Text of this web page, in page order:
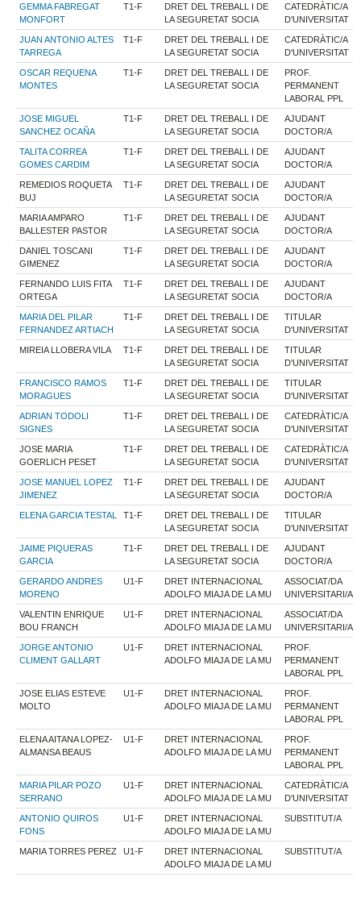
GEMMA FABREGAT
MONFORT
T1-F
DRET DEL TREBALL I DE
LA SEGURETAT SOCIA
CATEDRÀTIC/A
D'UNIVERSITAT
JUAN ANTONIO ALTES
TARREGA
T1-F
DRET DEL TREBALL I DE
LA SEGURETAT SOCIA
CATEDRÀTIC/A
D'UNIVERSITAT
OSCAR REQUENA
MONTES
T1-F
DRET DEL TREBALL I DE
LA SEGURETAT SOCIA
PROF.
PERMANENT
LABORAL PPL
JOSE MIGUEL
SANCHEZ OCAÑA
T1-F
DRET DEL TREBALL I DE
LA SEGURETAT SOCIA
AJUDANT
DOCTOR/A
TALITA CORREA
GOMES CARDIM
T1-F
DRET DEL TREBALL I DE
LA SEGURETAT SOCIA
AJUDANT
DOCTOR/A
REMEDIOS ROQUETA
BUJ
T1-F
DRET DEL TREBALL I DE
LA SEGURETAT SOCIA
AJUDANT
DOCTOR/A
MARIA AMPARO
BALLESTER PASTOR
T1-F
DRET DEL TREBALL I DE
LA SEGURETAT SOCIA
AJUDANT
DOCTOR/A
DANIEL TOSCANI
GIMENEZ
T1-F
DRET DEL TREBALL I DE
LA SEGURETAT SOCIA
AJUDANT
DOCTOR/A
FERNANDO LUIS FITA
ORTEGA
T1-F
DRET DEL TREBALL I DE
LA SEGURETAT SOCIA
AJUDANT
DOCTOR/A
MARIA DEL PILAR
FERNANDEZ ARTIACH
T1-F
DRET DEL TREBALL I DE
LA SEGURETAT SOCIA
TITULAR
D'UNIVERSITAT
MIREIA LLOBERA VILA T1-F
DRET DEL TREBALL I DE
LA SEGURETAT SOCIA
TITULAR
D'UNIVERSITAT
FRANCISCO RAMOS
MORAGUES
T1-F
DRET DEL TREBALL I DE
LA SEGURETAT SOCIA
TITULAR
D'UNIVERSITAT
ADRIAN TODOLI
SIGNES
T1-F
DRET DEL TREBALL I DE
LA SEGURETAT SOCIA
CATEDRÀTIC/A
D'UNIVERSITAT
JOSE MARIA
GOERLICH PESET
T1-F
DRET DEL TREBALL I DE
LA SEGURETAT SOCIA
CATEDRÀTIC/A
D'UNIVERSITAT
JOSE MANUEL LOPEZ
JIMENEZ
T1-F
DRET DEL TREBALL I DE
LA SEGURETAT SOCIA
AJUDANT
DOCTOR/A
ELENA GARCIA TESTAL T1-F
DRET DEL TREBALL I DE
LA SEGURETAT SOCIA
TITULAR
D'UNIVERSITAT
JAIME PIQUERAS
GARCIA
T1-F
DRET DEL TREBALL I DE
LA SEGURETAT SOCIA
AJUDANT
DOCTOR/A
GERARDO ANDRES
MORENO
U1-F
DRET INTERNACIONAL
ADOLFO MIAJA DE LA MU
ASSOCIAT/DA
UNIVERSITARI/A
VALENTIN ENRIQUE
BOU FRANCH
U1-F
DRET INTERNACIONAL
ADOLFO MIAJA DE LA MU
ASSOCIAT/DA
UNIVERSITARI/A
JORGE ANTONIO
CLIMENT GALLART
U1-F
DRET INTERNACIONAL
ADOLFO MIAJA DE LA MU
PROF.
PERMANENT
LABORAL PPL
JOSE ELIAS ESTEVE
MOLTO
U1-F
DRET INTERNACIONAL
ADOLFO MIAJA DE LA MU
PROF.
PERMANENT
LABORAL PPL
ELENA AITANA LOPEZ-
ALMANSA BEAUS
U1-F
DRET INTERNACIONAL
ADOLFO MIAJA DE LA MU
PROF.
PERMANENT
LABORAL PPL
MARIA PILAR POZO
SERRANO
U1-F
DRET INTERNACIONAL
ADOLFO MIAJA DE LA MU
CATEDRÀTIC/A
D'UNIVERSITAT
ANTONIO QUIROS
FONS
U1-F
DRET INTERNACIONAL
ADOLFO MIAJA DE LA MU
SUBSTITUT/A
MARIA TORRES PEREZ U1-F
DRET INTERNACIONAL
ADOLFO MIAJA DE LA MU
SUBSTITUT/A